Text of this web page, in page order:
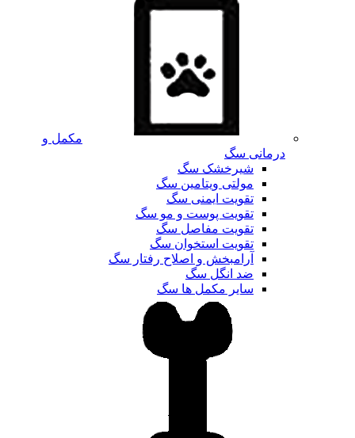
مکمل و
درمانی سگ
شیرخشک سگ
مولتی ویتامین سگ
تقویت ایمنی سگ
تقویت پوست و مو سگ
تقویت مفاصل سگ
تقویت استخوان سگ
آرامبخش و اصلاح رفتار سگ
ضد انگل سگ
سایر مکمل ها سگ